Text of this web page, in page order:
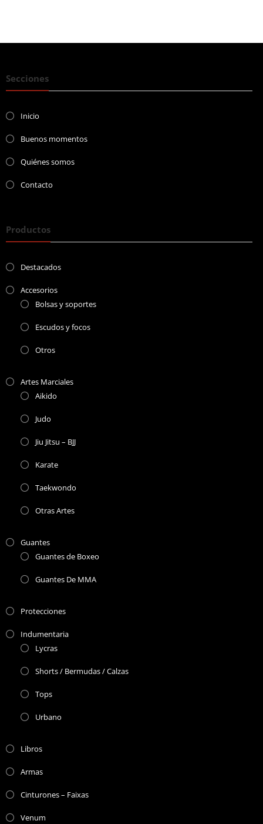
Secciones
Inicio
Buenos momentos
Quiénes somos
Contacto
Productos
Destacados
Accesorios
Bolsas y soportes
Escudos y focos
Otros
Artes Marciales
Aikido
Judo
Jiu Jitsu – BJJ
Karate
Taekwondo
Otras Artes
Guantes
Guantes de Boxeo
Guantes De MMA
Protecciones
Indumentaria
Lycras
Shorts / Bermudas / Calzas
Tops
Urbano
Libros
Armas
Cinturones – Faixas
Venum